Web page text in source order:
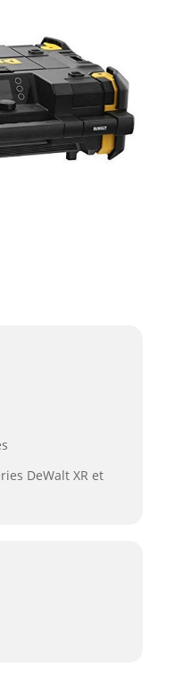
DeWalt XR et